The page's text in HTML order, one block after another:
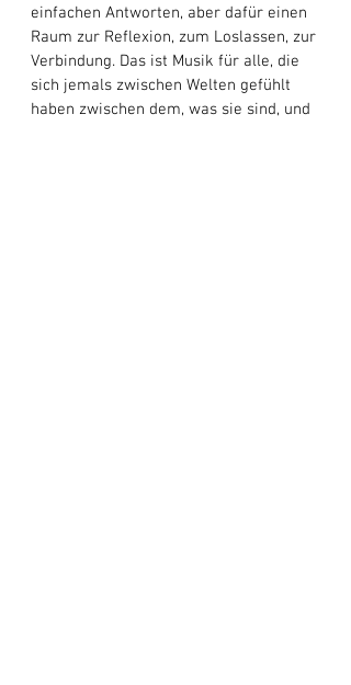
einfachen Antworten, aber dafür einen
Raum zur Reflexion, zum Loslassen, zur
Verbindung. Das ist Musik für alle, die
sich jemals zwischen Welten gefühlt
haben zwischen dem, was sie sind, und